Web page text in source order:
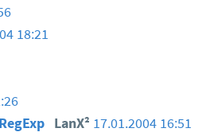
18:21
LanX² 17.01.2004 16:51